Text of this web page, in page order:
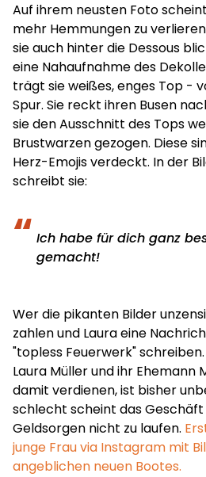
Auf ihrem neusten Foto
mehr Hemmungen zu
sie auch hinter die Dessous
eine Nahaufnahme des
trägt sie weißes, enges Top -
Spur. Sie reckt ihren Busen
sie den Ausschnitt des Tops
Brustwarzen gezogen. Diese
Herz-Emojis verdeckt. In der
schreibt sie:
Ich habe für dich ganz
gemacht!
Wer die pikanten Bilder
zahlen und Laura eine
"topless Feuerwerk"
Laura Müller und ihr Ehemann
damit verdienen, ist bisher
schlecht scheint das
Geldsorgen nicht zu laufen.
junge Frau via Instagram mit
angeblichen neuen Bootes.